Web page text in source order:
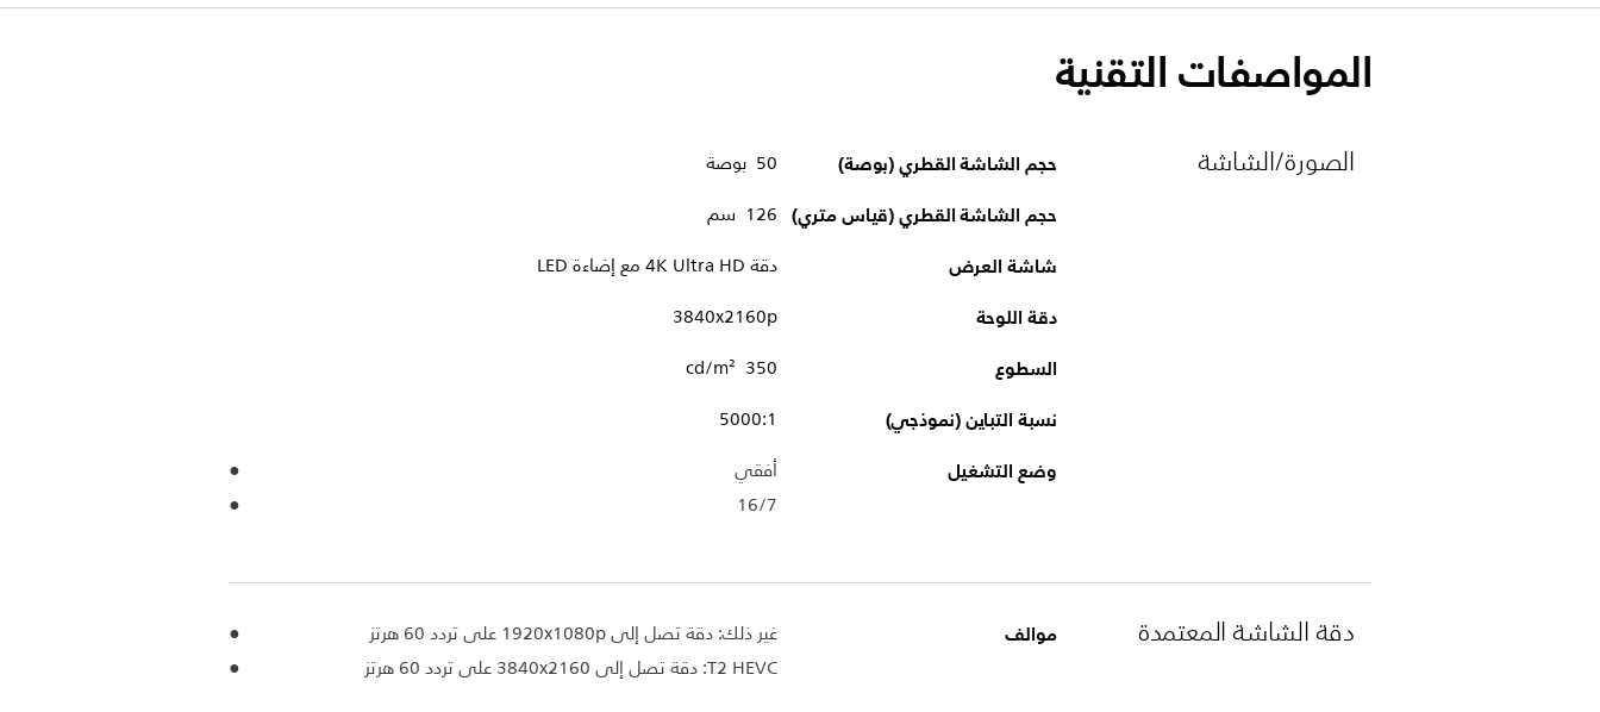
المواصفات التقنية
الصورة/الشاشة حجم الشاشة القطري (بوصة) 50 بوصة
حجم الشاشة القطري (قياس متري) 126 سم
شاشة العرض دقة 4K Ultra HD مع إضاءة LED
دقة اللوحة 3840x2160p
السطوع 350 cd/m²
نسبة التباين (نموذجي) 5000:1
وضع التشغيل
أفقي
16/7
دقة الشاشة المعتمدة موالف
غير ذلك: دقة تصل إلى 1920x1080p على تردد 60 هرتز
T2 HEVC: دقة تصل إلى 3840x2160 على تردد 60 هرتز